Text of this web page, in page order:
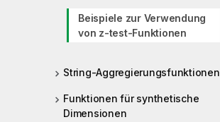
Beispiele zur Verwendung
von z-test-Funktionen
String-Aggregierungsfunktionen
Funktionen für synthetische
Dimensionen